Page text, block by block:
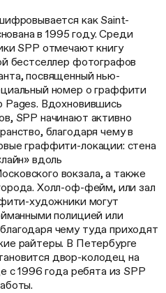
как Saint-
в 1995 году. Среди
SPP отмечают книгу
бестселлер фотографов
посвященный нью-
номер о граффити
Pages. Вдохновившись
SPP начинают активно
благодаря чему в
граффити-локации: стена
вдоль
вокзала, а также
Холл-оф-фейм, или зал
художники могут
полицией или
чему туда приходят
райтеры. В Петербурге
двор-колодец на
с 1996 года ребята из SPP